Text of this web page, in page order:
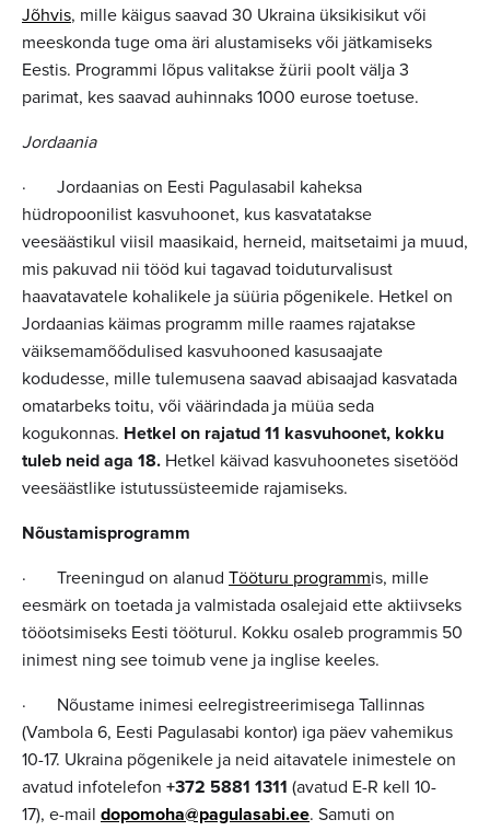
Jõhvis, mille käigus saavad 30 Ukraina üksikisikut või
meeskonda tuge oma äri alustamiseks või jätkamiseks
Eestis. Programmi lõpus valitakse žürii poolt välja 3
parimat, kes saavad auhinnaks 1000 eurose toetuse.
Jordaania
· Jordaanias on Eesti Pagulasabil kaheksa
hüdropoonilist kasvuhoonet, kus kasvatatakse
veesäästikul viisil maasikaid, herneid, maitsetaimi ja muud,
mis pakuvad nii tööd kui tagavad toiduturvalisust
haavatavatele kohalikele ja süüria põgenikele. Hetkel on
Jordaanias käimas programm mille raames rajatakse
väiksemamõõdulised kasvuhooned kasusaajate
kodudesse, mille tulemusena saavad abisaajad kasvatada
omatarbeks toitu, või väärindada ja müüa seda
kogukonnas. Hetkel on rajatud 11 kasvuhoonet, kokku
tuleb neid aga 18. Hetkel käivad kasvuhoonetes sisetööd
veesäästlike istutussüsteemide rajamiseks.
Nõustamisprogramm
· Treeningud on alanud Tööturu programmis, mille
eesmärk on toetada ja valmistada osalejaid ette aktiivseks
tööotsimiseks Eesti tööturul. Kokku osaleb programmis 50
inimest ning see toimub vene ja inglise keeles.
· Nõustame inimesi eelregistreerimisega Tallinnas
(Vambola 6, Eesti Pagulasabi kontor) iga päev vahemikus
10-17. Ukraina põgenikele ja neid aitavatele inimestele on
avatud infotelefon +372 5881 1311 (avatud E-R kell 10-
17), e-mail dopomoha@pagulasabi.ee. Samuti on